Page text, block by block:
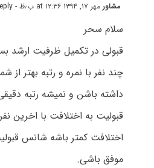
مشاورمهر ۱۷, ۱۳۹۴ at ۱۲:۳۶ ب٫ظ - Reply
سلام سحر
قبولی در تکمیل ظرفیت ارشد
چند نفر با نمره و رتبه بهتر از
داشته باشن و نمیشه رتبه
قبولیت به اختلافت با اخرین
اختلافت کمتر باشه شانس
موفق باشی.